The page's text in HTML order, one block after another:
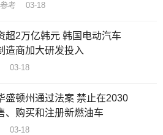
参考 03-18
超2万亿韩元 韩国电动汽车
造商加大研发投入
03-18
盛顿州通过法案 禁止在2030
、购买和注册新燃油车
03-18